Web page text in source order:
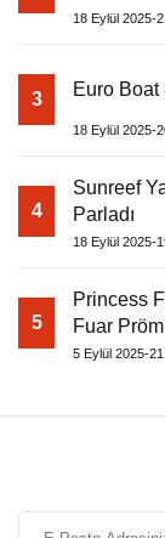
18 Eylül 2025-
3 Euro Boat
18 Eylül 2025-
4
Sunreef
Parladı
18 Eylül 2025-
5
Princess
Fuar
5 Eylül 2025-